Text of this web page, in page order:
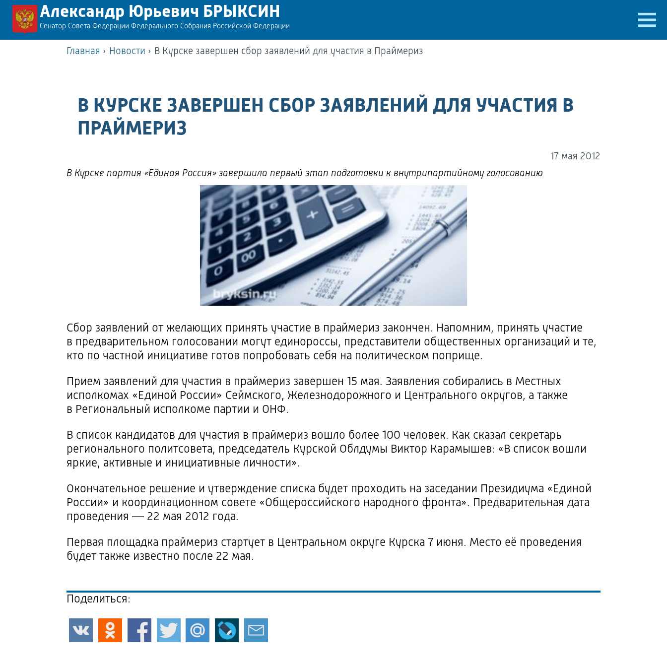
Александр Юрьевич БРЫКСИН
Сенатор Совета Федерации Федерального Собрания Российской Федерации
Главная › Новости › В Курске завершен сбор заявлений для участия в Праймериз
В КУРСКЕ ЗАВЕРШЕН СБОР ЗАЯВЛЕНИЙ ДЛЯ УЧАСТИЯ В
ПРАЙМЕРИЗ
17 мая 2012
В Курске партия «Единая Россия» завершила первый этап подготовки к внутрипартийному голосованию
Сбор заявлений от желающих принять участие в праймериз закончен. Напомним, принять участие
в предварительном голосовании могут единороссы, представители общественных организаций и те,
кто по частной инициативе готов попробовать себя на политическом поприще.
Прием заявлений для участия в праймериз завершен 15 мая. Заявления собирались в Местных
исполкомах «Единой России» Сеймского, Железнодорожного и Центрального округов, а также
в Региональный исполкоме партии и ОНФ.
В список кандидатов для участия в праймериз вошло более 100 человек. Как сказал секретарь
регионального политсовета, председатель Курской Облдумы Виктор Карамышев: «В список вошли
яркие, активные и инициативные личности».
Окончательное решение и утверждение списка будет проходить на заседании Президиума «Единой
России» и координационном совете «Общероссийского народного фронта». Предварительная дата
проведения — 22 мая 2012 года.
Первая площадка праймериз стартует в Центральном округе Курска 7 июня. Место её проведения
будет также известно после 22 мая.
Поделиться: